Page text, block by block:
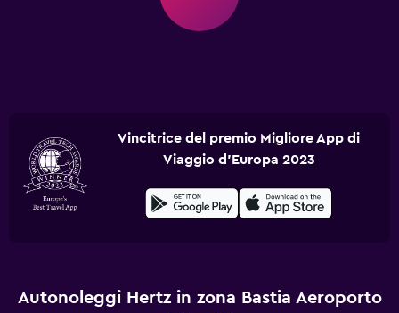
Vincitrice del premio Migliore App di
Viaggio d'Europa 2023
Autonoleggi Hertz in zona Bastia Aeroporto